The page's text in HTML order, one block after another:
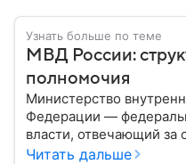
Узнать больше по теме
МВД России:
полномочия
Министерство
Федерации —
власти, отвечающий за
порядка, борьбу с
Читать дальше